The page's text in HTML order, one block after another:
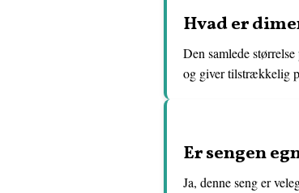
Hvad er
Den samlede
og giver tilstrækkelig
Er sengen
Ja, denne seng er